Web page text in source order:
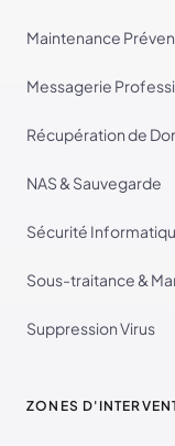
Maintenance
Messagerie
Récupération de
NAS & Sauvegarde
Sécurité
Sous-traitance &
Suppression Virus
ZONES